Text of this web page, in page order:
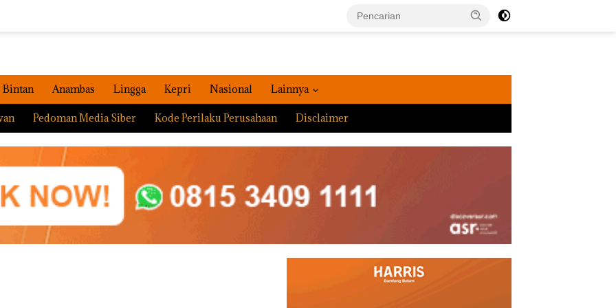
Bintan Anambas Lingga Kepri Nasional Lainnya
Pedoman Media Siber Kode Perilaku Perusahaan Disclaimer